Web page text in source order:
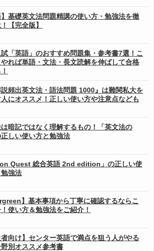
】基礎英文法問題精講の使い方・勉強法を徹
【完全版】
「英語」のおすすめ問題集・参考書7選！こ
れば単語・文法・長文読解を伸ばして合格
説頻出英文法・語法問題 1000』は難関私大を
人にオススメ！正しい使い方や注意点なども
暗記ではなく理解するもの！「英文法の
しい使い方と勉強法
Quest 総合英語 2nd edition」の正しい使
強法
】基本事項から丁寧に確認するならこ
使い方＆勉強法をご紹介！
者向け】センター英語で満点を狙う人がやる
別オススメ参考書